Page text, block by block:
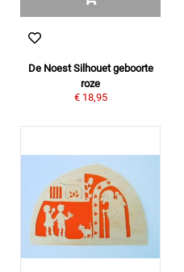
De Noest Silhouet geboorte
roze
€ 18,95